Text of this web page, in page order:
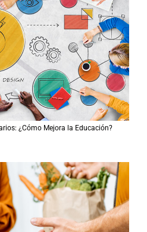
¿Cómo Mejora la Educación?